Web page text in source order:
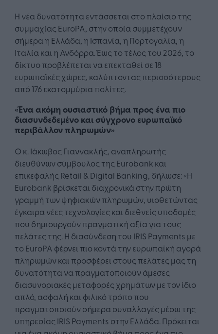
Η νέα δυνατότητα εντάσσεται στο πλαίσιο της
συμμαχίας EuroPA, στην οποία συμμετέχουν
σήμερα η Ελλάδα, η Ισπανία, η Πορτογαλία, η
Ιταλία και η Ανδόρρα. Έως το τέλος του 2026, το
δίκτυο προβλέπεται να επεκταθεί σε 18
ευρωπαϊκές χώρες, καλύπτοντας περισσότερους
από 176 εκατομμύρια πολίτες.
«Ένα ακόμη ουσιαστικό βήμα προς ένα πιο
διασυνδεδεμένο και σύγχρονο ευρωπαϊκό
περιβάλλον πληρωμών»
Ο κ. Ιάκωβος Γιαννακλής, αναπληρωτής
διευθύνων σύμβουλος της Eurobank και
επικεφαλής Retail & Digital Banking, δήλωσε: «Η
Eurobank βρίσκεται διαχρονικά στην πρώτη
γραμμή των ψηφιακών πληρωμών, υιοθετώντας
έγκαιρα νέες τεχνολογίες και διεθνείς υποδομές
που δημιουργούν πραγματική αξία για τους
πελάτες της. Η διασύνδεση του IRIS Payments με
το EuroPA φέρνει πιο κοντά την ευρωπαϊκή αγορά
πληρωμών και προσφέρει στους πελάτες μας τη
δυνατότητα να πραγματοποιούν άμεσες
διασυνοριακές μεταφορές χρημάτων με τον ίδιο
απλό, ασφαλή και φιλικό τρόπο που
πραγματοποιούν σήμερα συναλλαγές μέσω της
υπηρεσίας IRIS Payments στην Ελλάδα. Πρόκειται